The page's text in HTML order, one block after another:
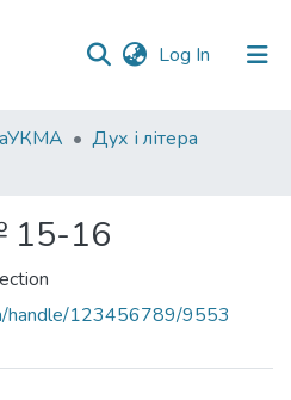
Log In (current)
Дух і літера
15-16
handle/123456789/9553